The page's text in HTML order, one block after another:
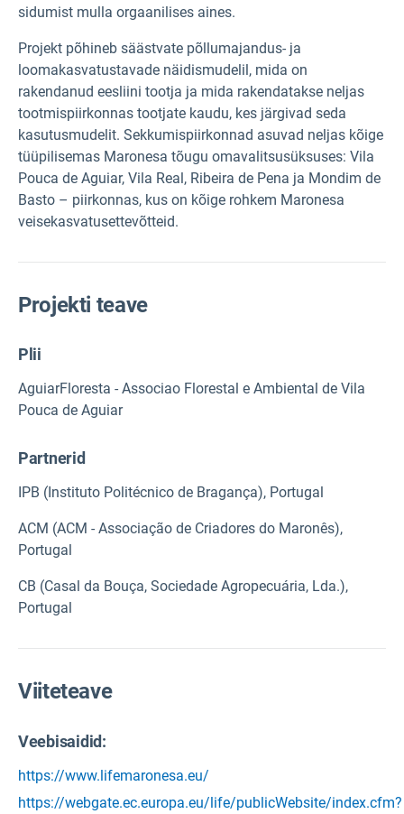
sidumist mulla orgaanilises aines.
Projekt põhineb säästvate põllumajandus- ja
loomakasvatustavade näidismudelil, mida on
rakendanud eesliini tootja ja mida rakendatakse neljas
tootmispiirkonnas tootjate kaudu, kes järgivad seda
kasutusmudelit. Sekkumispiirkonnad asuvad neljas kõige
tüüpilisemas Maronesa tõugu omavalitsusüksuses: Vila
Pouca de Aguiar, Vila Real, Ribeira de Pena ja Mondim de
Basto – piirkonnas, kus on kõige rohkem Maronesa
veisekasvatusettevõtteid.
Projekti teave
Plii
AguiarFloresta - Associao Florestal e Ambiental de Vila
Pouca de Aguiar
Partnerid
IPB (Instituto Politécnico de Bragança), Portugal
ACM (ACM - Associação de Criadores do Maronês),
Portugal
CB (Casal da Bouça, Sociedade Agropecuária, Lda.),
Portugal
Viiteteave
Veebisaidid:
https://www.lifemaronesa.eu/
https://webgate.ec.europa.eu/life/publicWebsite/index.cfm?